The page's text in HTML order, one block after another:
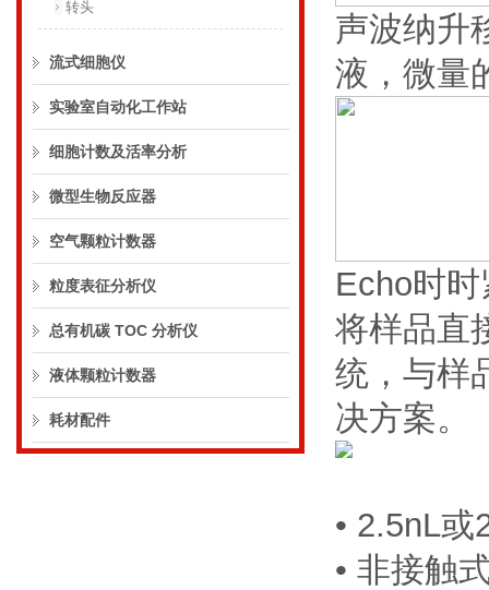
转头
流式细胞仪
实验室自动化工作站
细胞计数及活率分析
微型生物反应器
空气颗粒计数器
粒度表征分析仪
总有机碳 TOC 分析仪
液体颗粒计数器
耗材配件
声波纳升
液，微量
Echo时
将样品直
统，与样
决方案。
• 2.5nL
• 非接触